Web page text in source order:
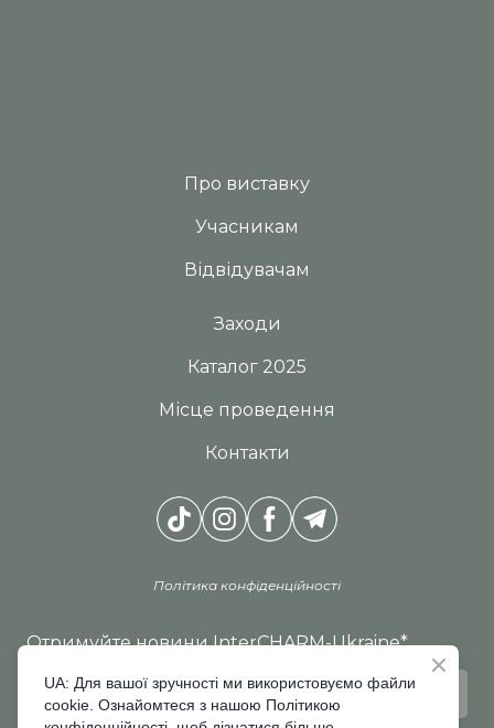
Про виставку
Учасникам
Відвідувачам
Заходи
Каталог 2025
Місце проведення
Контакти
Політика конфіденційності
Отримуйте новини InterCHARM-Ukraine*
UA: Для вашої зручності ми використовуємо файли
cookie. Ознайомтеся з нашою Політикою